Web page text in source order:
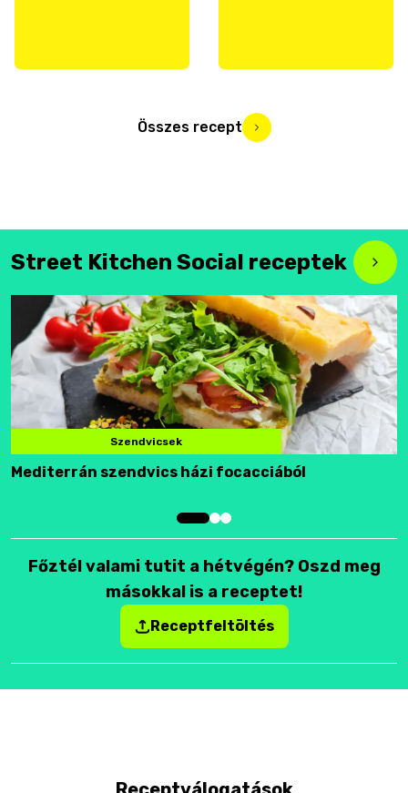
Összes recept
Street Kitchen Social receptek
Szendvicsek
Mediterrán szendvics házi focacciából
Főztél valami tutit a hétvégén? Oszd meg
másokkal is a receptet!
Receptfeltöltés